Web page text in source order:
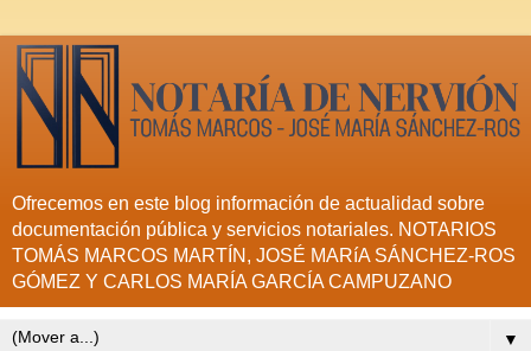
Ofrecemos en este blog información de actualidad sobre
documentación pública y servicios notariales. NOTARIOS
TOMÁS MARCOS MARTÍN, JOSÉ MARíA SÁNCHEZ-ROS
GÓMEZ Y CARLOS MARÍA GARCÍA CAMPUZANO
▼